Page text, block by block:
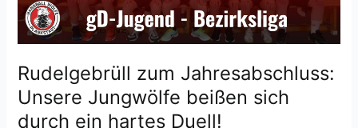
Rudelgebrüll zum Jahresabschluss:
Unsere Jungwölfe beißen sich
durch ein hartes Duell!